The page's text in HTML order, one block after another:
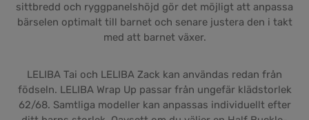
sittbredd och ryggpanelshöjd gör det möjligt att anpassa
bärselen optimalt till barnet och senare justera den i takt
med att barnet växer.
LELIBA Tai och LELIBA Zack kan användas redan från
födseln. LELIBA Wrap Up passar från ungefär klädstorlek
62/68. Samtliga modeller kan anpassas individuellt efter